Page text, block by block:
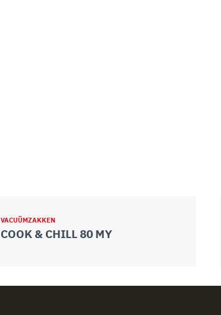
VACUÜMZAKKEN
COOK & CHILL 80 MY